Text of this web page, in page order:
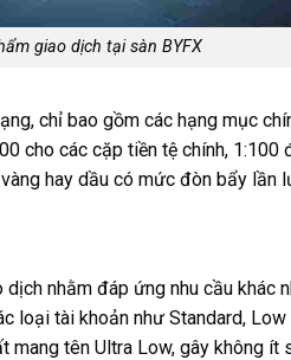
giao dịch tại sàn BYFX
chỉ bao gồm các hạng mục
cho các cặp tiền tệ chính,
hay dầu có mức đòn bẩy lần
nhằm đáp ứng nhu cầu khác
loại tài khoản như Standard,
mang tên Ultra Low, gây không